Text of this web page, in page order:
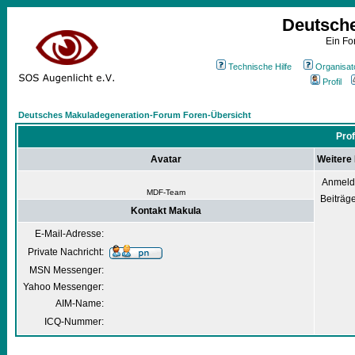
Ein
Technische Hilfe
Profil
Deutsches Makuladegeneration-Forum Foren-Übersicht
Avatar Weitere
MDF-Team
Kontakt Makula
E-Mail-Adresse:
Private Nachricht:
MSN Messenger:
Yahoo Messenger:
AIM-Name:
ICQ-Nummer: